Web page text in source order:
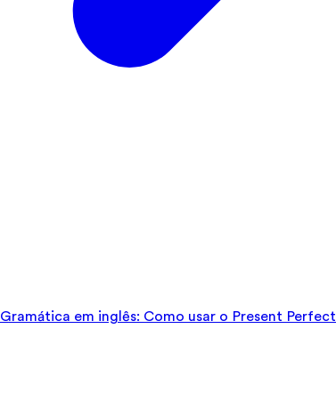
Gramática em inglês: Como usar o Present Perfect